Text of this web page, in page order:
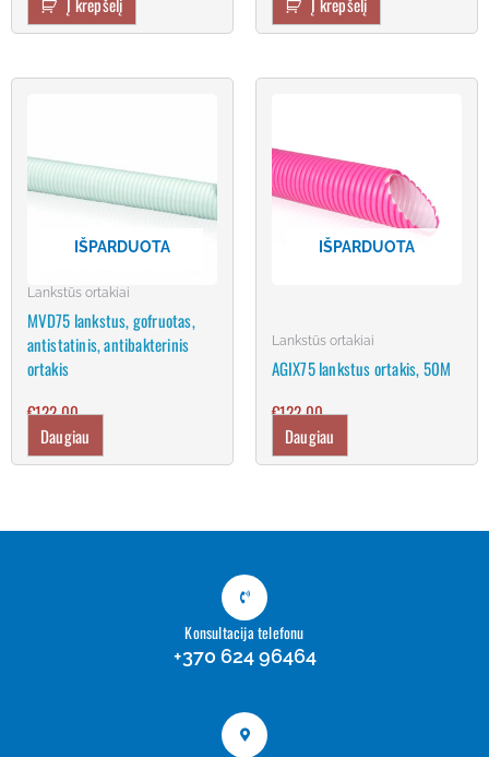
IŠPARDUOTA
Lankstūs ortakiai
MVD75 lankstus, gofruotas,
antistatinis, antibakterinis
ortakis
€122.00
Daugiau
IŠPARDUOTA
Lankstūs ortakiai
AGIX75 lankstus ortakis, 50M
€122.00
Daugiau
Konsultacija telefonu
+370 624 96464